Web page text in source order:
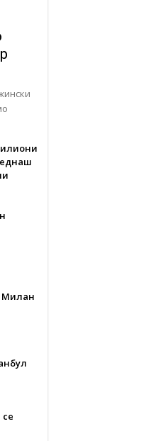
Милан